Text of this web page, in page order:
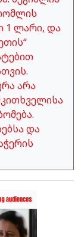
1 ლარი, და
არა
და